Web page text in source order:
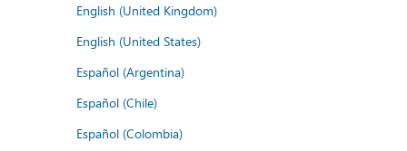
English (United Kingdom)
English (United States)
Español (Argentina)
Español (Chile)
Español (Colombia)